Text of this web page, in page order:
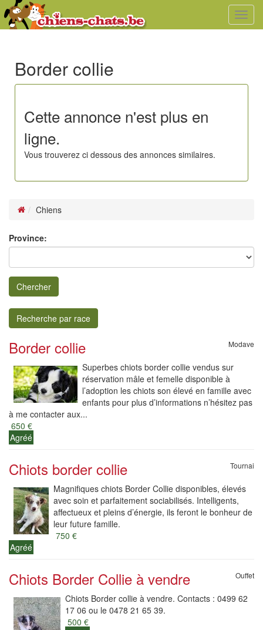
Border collie
Cette annonce n'est plus en
ligne.
Vous trouverez ci dessous des annonces similaires.
Chiens
Province:
Chercher
Recherche par race
Border collie Modave
Superbes chiots border collie vendus sur
réservation mâle et femelle disponible à
l’adoption les chiots son élevé en famille avec
enfants pour plus d’informations n’hésitez pas
à me contacter aux...
650 €
Agréé
Chiots border collie Tournai
Magnifiques chiots Border Collie disponibles, élevés
avec soin et parfaitement sociabilisés. Intelligents,
affectueux et pleins d’énergie, ils feront le bonheur de
leur future famille.
750 €
Agréé
Chiots Border Collie à vendre Ouffet
Chiots Border collie à vendre. Contacts : 0499 62
17 06 ou le 0478 21 65 39.
500 €